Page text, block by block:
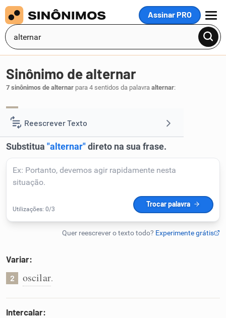
Assinar PRO
MENU
Reescrever Texto
Resumir Texto
Corrigir Texto
Detector de IA
Humanizador de IA
Sinônimo de alternar
7 sinônimos de alternar para 4 sentidos da palavra alternar:
Variar:
2 oscilar.
Intercalar: